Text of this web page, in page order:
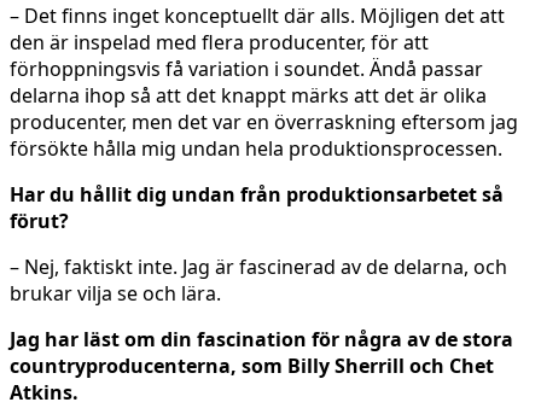
– Det finns inget konceptuellt där alls. Möjligen det att
den är inspelad med flera producenter, för att
förhoppningsvis få variation i soundet. Ändå passar
delarna ihop så att det knappt märks att det är olika
producenter, men det var en överraskning eftersom jag
försökte hålla mig undan hela produktionsprocessen.
Har du hållit dig undan från produktionsarbetet så
förut?
– Nej, faktiskt inte. Jag är fascinerad av de delarna, och
brukar vilja se och lära.
Jag har läst om din fascination för några av de stora
countryproducenterna, som Billy Sherrill och Chet
Atkins.